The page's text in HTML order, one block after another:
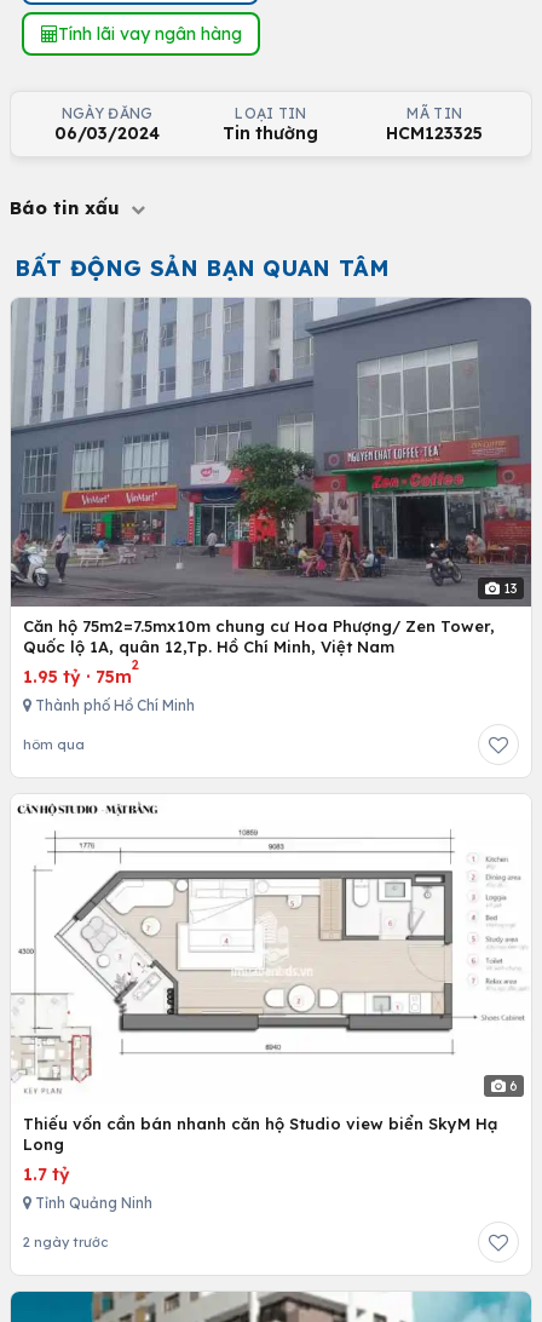
Tính lãi vay ngân hàng
NGÀY ĐĂNG
06/03/2024
LOẠI TIN
Tin thường
MÃ TIN
HCM123325
Báo tin xấu
BẤT ĐỘNG SẢN BẠN QUAN TÂM
13
Căn hộ 75m2=7.5mx10m chung cư Hoa Phượng/ Zen Tower,
Quốc lộ 1A, quân 12,Tp. Hồ Chí Minh, Việt Nam
1.95 tỷ · 75m
2
Thành phố Hồ Chí Minh
hôm qua
6
Thiếu vốn cần bán nhanh căn hộ Studio view biển SkyM Hạ
Long
1.7 tỷ
Tỉnh Quảng Ninh
2 ngày trước